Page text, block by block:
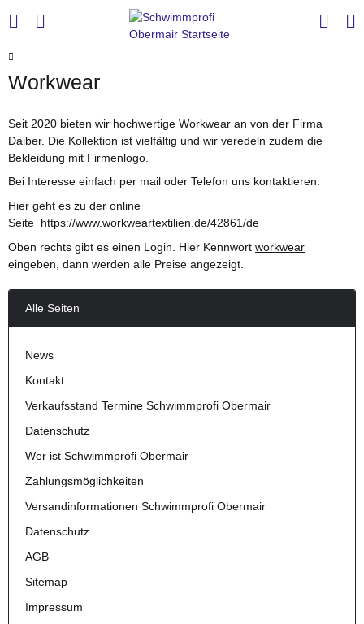
Workwear
Seit 2020 bieten wir hochwertige Workwear an von der Firma
Daiber. Die Kollektion ist vielfältig und wir veredeln zudem die
Bekleidung mit Firmenlogo.
Bei Interesse einfach per mail oder Telefon uns kontaktieren.
Hier geht es zu der online
Seite https://www.workweartextilien.de/42861/de
Oben rechts gibt es einen Login. Hier Kennwort workwear
eingeben, dann werden alle Preise angezeigt.
Alle Seiten
News
Kontakt
Verkaufsstand Termine Schwimmprofi Obermair
Datenschutz
Wer ist Schwimmprofi Obermair
Zahlungsmöglichkeiten
Versandinformationen Schwimmprofi Obermair
Datenschutz
AGB
Sitemap
Impressum